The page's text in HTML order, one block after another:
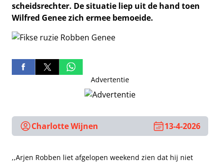
scheidsrechter. De situatie liep uit de hand toen
Wilfred Genee zich ermee bemoeide.
Advertentie
Charlotte Wijnen 13-4-2026
,,Arjen Robben liet afgelopen weekend zien dat hij niet